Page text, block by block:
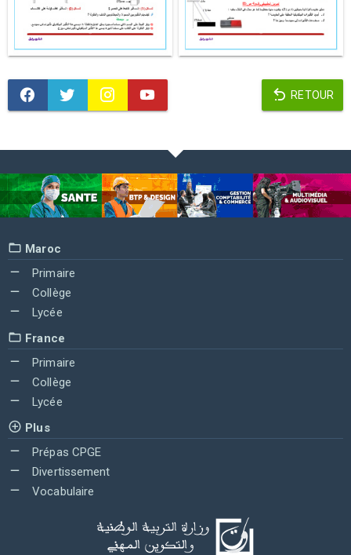
RETOUR
Maroc
Primaire
Collège
Lycée
France
Primaire
Collège
Lycée
Plus
Prépas CPGE
Divertissement
Vocabulaire